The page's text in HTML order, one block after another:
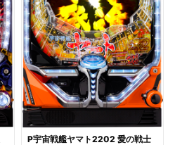
P宇宙戦艦ヤマト2202 愛の戦士